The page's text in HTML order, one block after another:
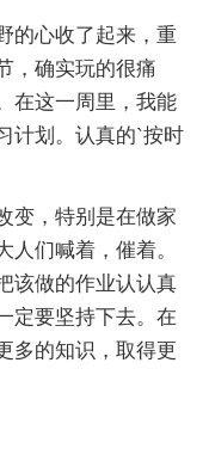
的心收了起来，重
，确实玩的很痛
在这一周里，我能
计划。认真的`按时
变，特别是在做家
人们喊着，催着。
该做的作业认认真
定要坚持下去。在
多的知识，取得更